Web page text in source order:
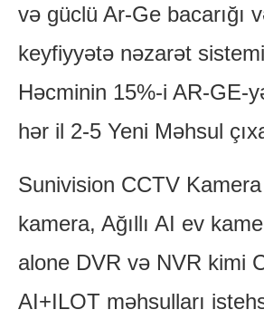
və güclü Ar-Ge bacarığı
keyfiyyətə nəzarət
Həcminin 15%-i AR-GE-
hər il 2-5 Yeni Məhsul
Sunivision CCTV
kamera, Ağıllı AI ev
alone DVR və NVR kimi
AI+ILOT məhsulları